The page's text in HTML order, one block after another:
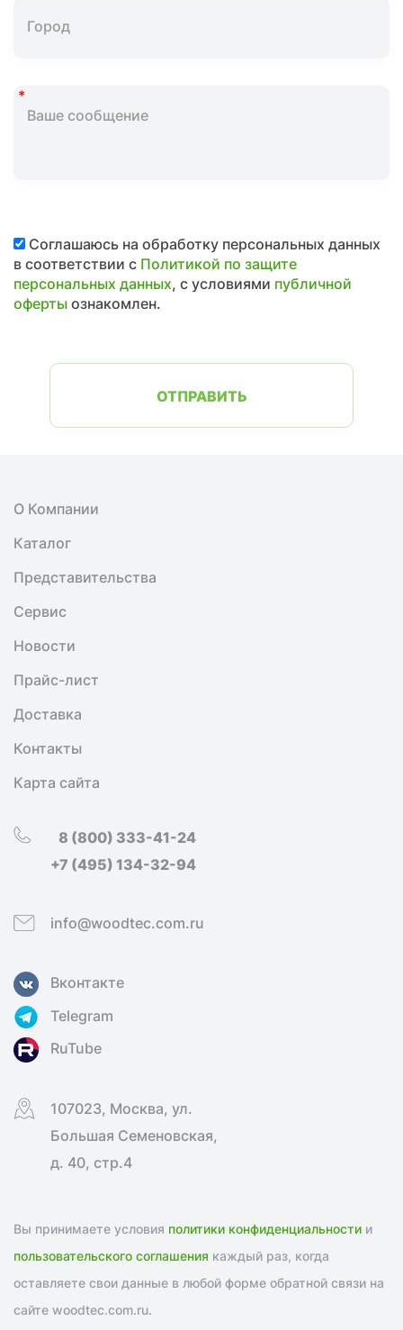
Соглашаюсь на обработку персональных данных
в соответствии с Политикой по защите
персональных данных, с условиями публичной
офертыознакомлен.
ОТПРАВИТЬ
О Компании
Каталог
Представительства
Сервис
Новости
Прайс-лист
Доставка
Контакты
Карта сайта
8 (800) 333-41-24
+7 (495) 134-32-94
info@woodtec.com.ru
Вконтакте
Telegram
RuTube
107023, Москва, ул.
Большая Семеновская,
д. 40, стр.4
Вы принимаете условия политики конфиденциальности и
пользовательского соглашения каждый раз, когда
оставляете свои данные в любой форме обратной связи на
сайте woodtec.com.ru.